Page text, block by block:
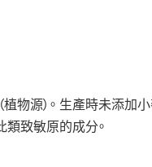
物源）。 生產時未添加
類致敏原的成分。